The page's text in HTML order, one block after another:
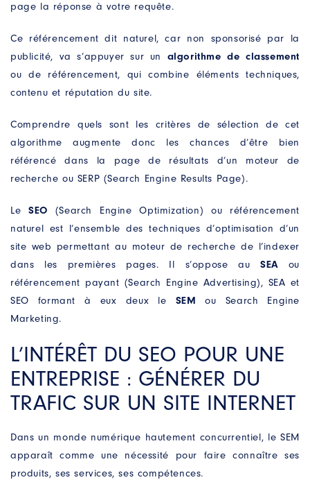
page la réponse à votre requête.
Ce référencement dit naturel, car non sponsorisé par la
publicité, va s’appuyer sur un algorithme de classement
ou de référencement, qui combine éléments techniques,
contenu et réputation du site.
Comprendre quels sont les critères de sélection de cet
algorithme augmente donc les chances d’être bien
référencé dans la page de résultats d’un moteur de
recherche ou SERP (Search Engine Results Page).
LeSEO (Search Engine Optimization) ou référencement
naturel est l’ensemble des techniques d’optimisation d’un
site web permettant au moteur de recherche de l’indexer
dans les premières pages. Il s’oppose auSEAou
référencement payant (Search Engine Advertising), SEA et
SEO formant à eux deux le SEM ou Search Engine
Marketing.
L’INTÉRÊT DU SEO POUR UNE
ENTREPRISE : GÉNÉRER DU
TRAFIC SUR UN SITE INTERNET
Dans un monde numérique hautement concurrentiel, le SEM
apparaît comme une nécessité pour faire connaître ses
produits, ses services, ses compétences.